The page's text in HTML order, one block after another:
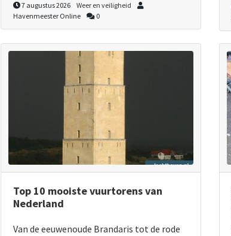
7 augustus 2026
Weer en veiligheid
Havenmeester Online
0
Top 10 mooiste vuurtorens van
Nederland
Van de eeuwenoude Brandaris tot de rode